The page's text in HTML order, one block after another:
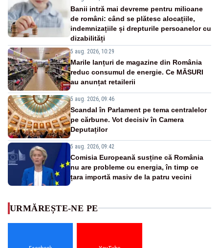
Banii intră mai devreme pentru milioane
de români: când se plătesc alocațiile,
indemnizațiile și drepturile persoanelor cu
dizabilități
5 aug. 2026, 10:29
Marile lanțuri de magazine din România
reduc consumul de energie. Ce MĂSURI
au anunțat retailerii
5 aug. 2026, 09:46
Scandal în Parlament pe tema centralelor
pe cărbune. Vot decisiv în Camera
Deputaților
5 aug. 2026, 09:42
Comisia Europeană susține că România
nu are probleme cu energia, în timp ce
țara importă masiv de la patru vecini
URMĂREȘTE-NE PE